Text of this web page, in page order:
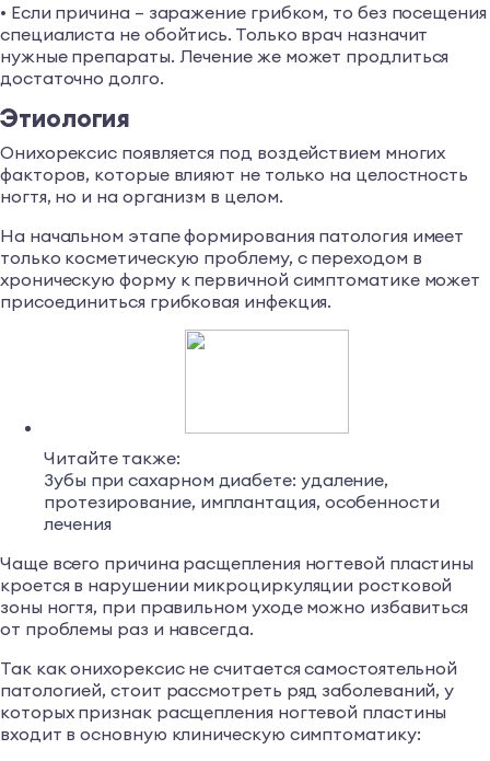
• Если причина – заражение грибком, то без посещения
специалиста не обойтись. Только врач назначит
нужные препараты. Лечение же может продлиться
достаточно долго.
Этиология
Онихорексис появляется под воздействием многих
факторов, которые влияют не только на целостность
ногтя, но и на организм в целом.
На начальном этапе формирования патология имеет
только косметическую проблему, с переходом в
хроническую форму к первичной симптоматике может
присоединиться грибковая инфекция.
Читайте также:
Зубы при сахарном диабете: удаление,
протезирование, имплантация, особенности
лечения
Чаще всего причина расщепления ногтевой пластины
кроется в нарушении микроциркуляции ростковой
зоны ногтя, при правильном уходе можно избавиться
от проблемы раз и навсегда.
Так как онихорексис не считается самостоятельной
патологией, стоит рассмотреть ряд заболеваний, у
которых признак расщепления ногтевой пластины
входит в основную клиническую симптоматику: